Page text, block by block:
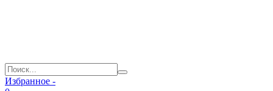
Избранное -